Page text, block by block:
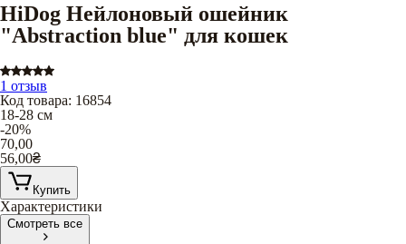
HiDog Нейлоновый ошейник
"Abstraction blue" для кошек
1 отзыв
Код товара: 16854
18-28 см
-20%
70,00
56,00₴
Купить
Характеристики
Смотреть все